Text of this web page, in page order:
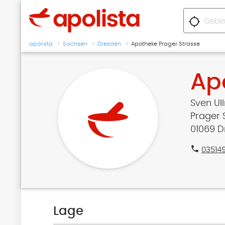
location_searching
apolista Sachsen Dresden Apotheke Prager Strasse
Sven
Prager
01069
phone
Lage